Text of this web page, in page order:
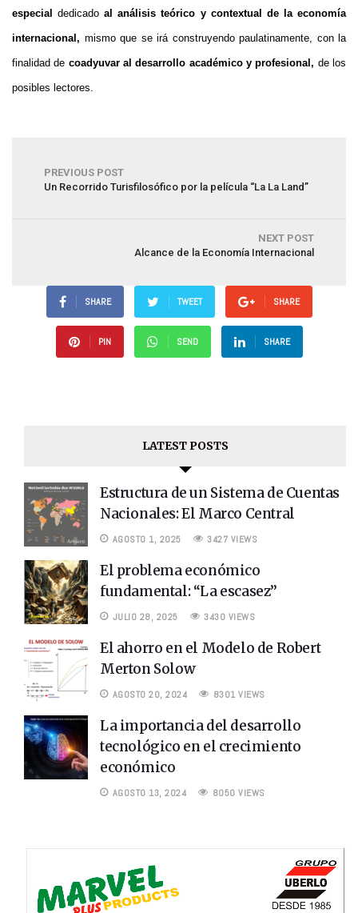
especialdedicado al análisis teórico y contextual de la economía
internacional, mismo que se irá construyendo paulatinamente, con la
finalidad de coadyuvar al desarrollo académico y profesional, de los
posibles lectores.
PREVIOUS POST
Un Recorrido Turisfilosófico por la película “La La Land”
NEXT POST
Alcance de la Economía Internacional
SHARE TWEET SHARE
PIN SEND SHARE
LATEST POSTS
Estructura de un Sistema de Cuentas
Nacionales: El Marco Central
AGOSTO 1, 2025 3427 VIEWS
El problema económico
fundamental: “La escasez”
JULIO 28, 2025 3430 VIEWS
El ahorro en el Modelo de Robert
Merton Solow
AGOSTO 20, 2024 8301 VIEWS
La importancia del desarrollo
tecnológico en el crecimiento
económico
AGOSTO 13, 2024 8050 VIEWS